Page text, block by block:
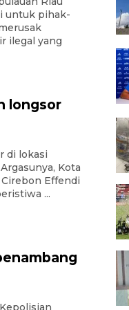
untuk pihak-
ilegal yang
longsor
di lokasi
Kota
Cirebon Effendi
...